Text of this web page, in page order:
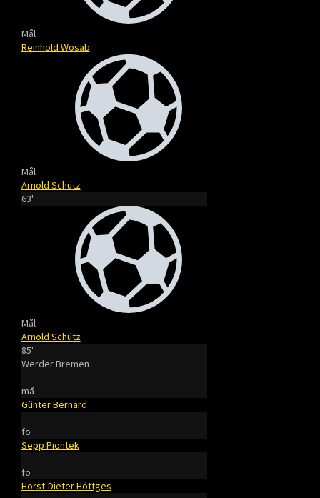
Mål
Reinhold Wosab
Mål
Arnold Schütz
63'
Mål
Arnold Schütz
85'
Werder Bremen
må
Günter Bernard
fo
Sepp Piontek
fo
Horst-Dieter Höttges